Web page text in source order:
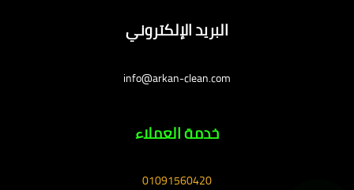
البريد الإلكتروني
info@arkan-clean.com
خدمة العملاء
01091560420